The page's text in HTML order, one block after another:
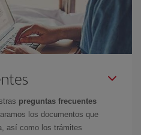
preguntas frecuentes
los documentos que
así como los trámites